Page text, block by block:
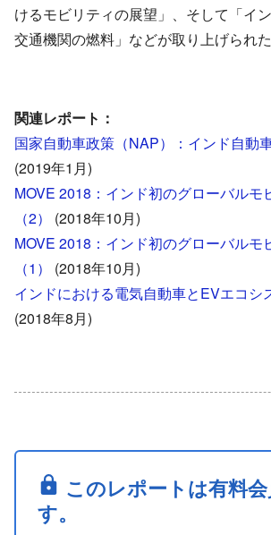
けるモビリティの展望」、そして「イ
交通機関の燃料」などが取り上げられた
関連レポート：
国家自動車政策（NAP）：インド自動
(2019年1月)
MOVE 2018：インド初のグローバルモ
（2）
(2018年10月)
MOVE 2018：インド初のグローバルモ
（1）
(2018年10月)
インドにおける電気自動車とEVエコシ
(2018年8月)
このレポートは有料
す。